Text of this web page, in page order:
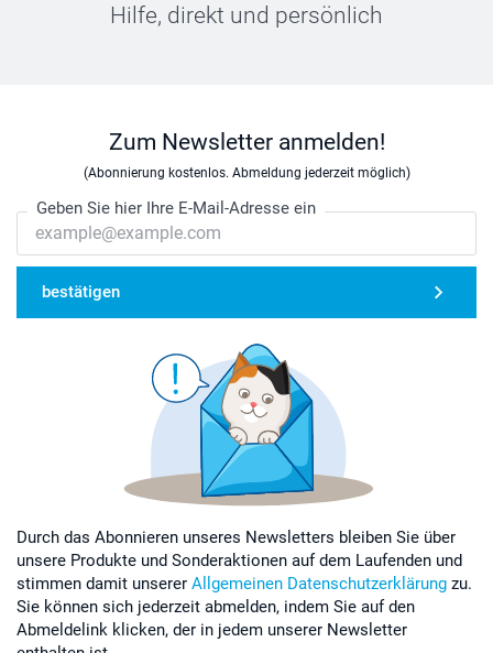
Hilfe, direkt und persönlich
Zum Newsletter anmelden!
(Abonnierung kostenlos. Abmeldung jederzeit möglich)
Geben Sie hier Ihre E-Mail-Adresse ein
bestätigen
Durch das Abonnieren unseres Newsletters bleiben Sie über
unsere Produkte und Sonderaktionen auf dem Laufenden und
stimmen damit unserer Allgemeinen Datenschutzerklärung zu.
Sie können sich jederzeit abmelden, indem Sie auf den
Abmeldelink klicken, der in jedem unserer Newsletter